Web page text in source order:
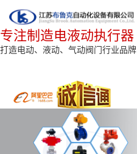
专注制造电液动执行器
打造电动、液动、气动阀门行业品牌